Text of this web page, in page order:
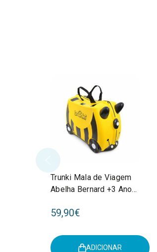
Trunki Mala de Viagem
Abelha Bernard +3 Anos
59,90€
ADICIONAR